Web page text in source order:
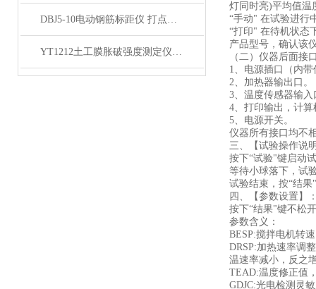
DBJ5-10电动钢筋标距仪 打点机产品展示
YT1212土工膜胀破强度测定仪产品简介
灯同时亮)平均值温
“手动" 在试验进行
“打印" 在待机状态
产品型号，确认该
（二）仪器后面接
1、电源插口（内带
2、加热器输出口。
3、温度传感器输入
4、打印输出，计算
5、电源开关。
仪器所有接口均不
三、【试验操作说
按下“试验"键启动
等待小球落下，试
试验结束，按“结
四、【参数设置】
按下“结果"键不松
参数含义：
BESP:搅拌电机转
DRSP:加热速率调
温速率减小，反之
TEAD:温度修正值
GDJC:光电检测灵